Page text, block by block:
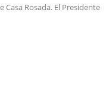
Casa Rosada. El Presidente